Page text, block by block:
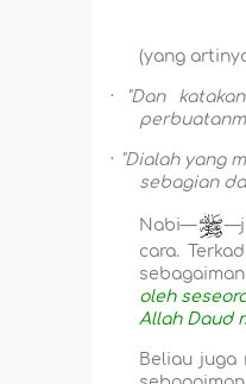
(yang
·
"Dan
· "Dialah yang
sebagian
Nabi—
cara.
oleh
Allah Daud
Beliau juga